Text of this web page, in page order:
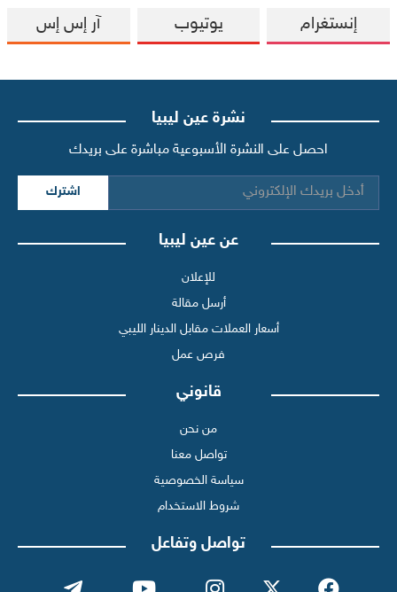
إنستغرام يوتيوب آر إس إس
نشرة عين ليبيا
احصل على النشرة الأسبوعية مباشرة على بريدك
اشترك
عن عين ليبيا
للإعلان
أرسل مقالة
أسعار العملات مقابل الدينار الليبي
فرص عمل
قانوني
من نحن
تواصل معنا
سياسة الخصوصية
شروط الاستخدام
تواصل وتفاعل